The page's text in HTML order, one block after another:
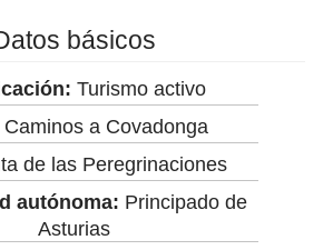
básicos
Turismo activo
Caminos a Covadonga
de las Peregrinaciones
autónoma: Principado de
Asturias